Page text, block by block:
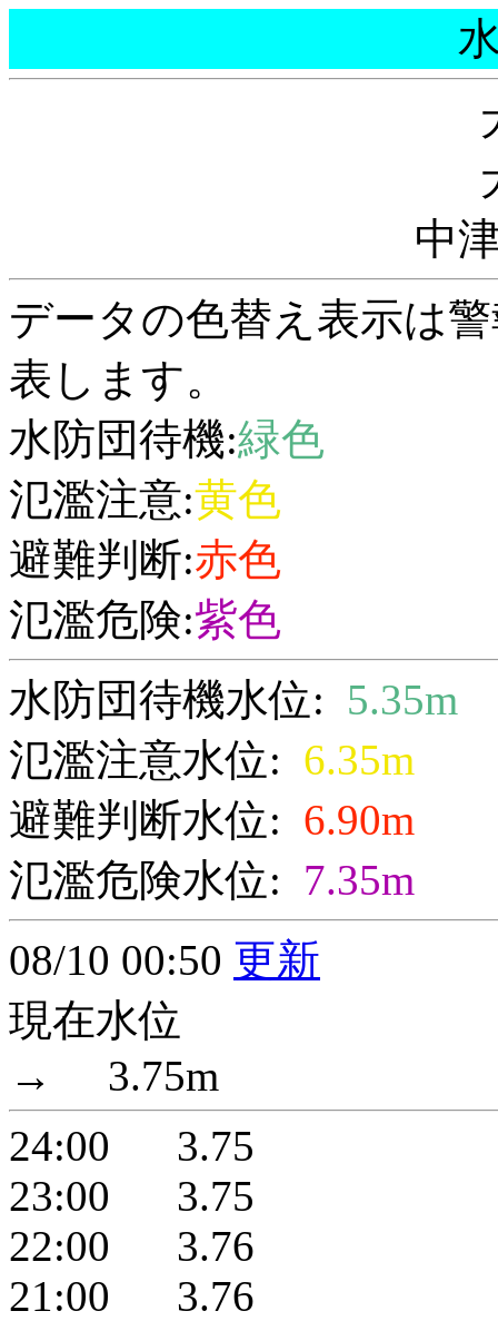
中
データの色替え表示は
表します。
水防団待機:緑色
氾濫注意:黄色
避難判断:赤色
氾濫危険:紫色
水防団待機水位: 5.35m
氾濫注意水位: 6.35m
避難判断水位: 6.90m
氾濫危険水位: 7.35m
08/10 00:50 更新
現在水位
→ 3.75m
24:00 3.75
23:00 3.75
22:00 3.76
21:00 3.76